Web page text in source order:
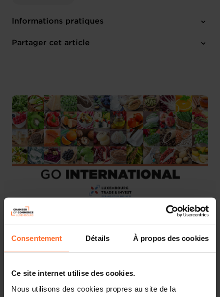
Consentement Détails À propos des cookies
Ce site internet utilise des cookies.
Nous utilisons des cookies propres au site de la
Informations pratiques
Lundi 26 Jan 2026 > Vendredi 30 Jan 2026
Partager cet article
We are pleased to invite you to join the National Pavilion
at Gulfood (more information about the event can be
foundhere).
This National Pavilion is organised by the Ministry of
Foreign and European Affairs, Defence, Development